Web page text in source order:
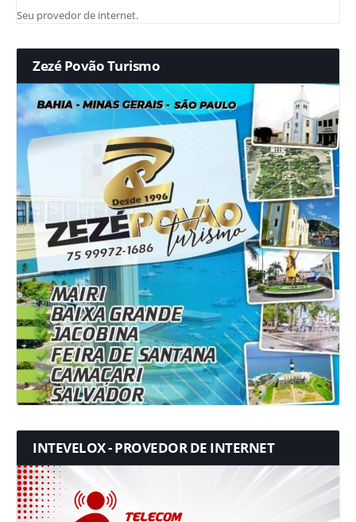
Seu provedor de internet.
Zezé Povão Turismo
INTEVELOX - PROVEDOR DE INTERNET